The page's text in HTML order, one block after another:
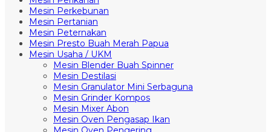
Mesin Perkebunan
Mesin Pertanian
Mesin Peternakan
Mesin Presto Buah Merah Papua
Mesin Usaha / UKM
Mesin Blender Buah Spinner
Mesin Destilasi
Mesin Granulator Mini Serbaguna
Mesin Grinder Kompos
Mesin Mixer Abon
Mesin Oven Pengasap Ikan